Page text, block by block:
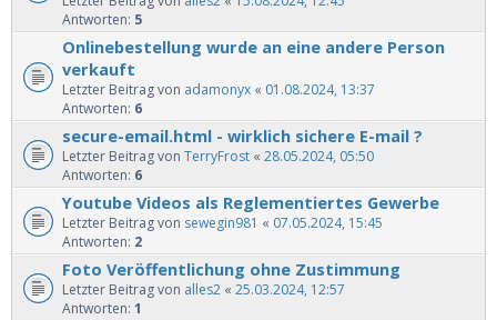
Antworten: 5
Onlinebestellung wurde an eine andere Person
verkauft
Letzter Beitrag von adamonyx « 01.08.2024, 13:37
Antworten: 6
secure-email.html - wirklich sichere E-mail ?
Letzter Beitrag von TerryFrost « 28.05.2024, 05:50
Antworten: 6
Youtube Videos als Reglementiertes Gewerbe
Letzter Beitrag von sewegin981 « 07.05.2024, 15:45
Antworten: 2
Foto Veröffentlichung ohne Zustimmung
Letzter Beitrag von alles2 « 25.03.2024, 12:57
Antworten: 1